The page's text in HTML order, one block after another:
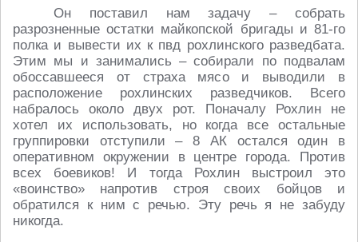
Он поставил нам задачу – собрать
разрозненные остатки майкопской бригады и 81-го
полка и вывести их к пвд рохлинского разведбата.
Этим мы и занимались – собирали по подвалам
обоссавшееся от страха мясо и выводили в
расположение рохлинских разведчиков. Всего
набралось около двух рот. Поначалу Рохлин не
хотел их использовать, но когда все остальные
группировки отступили – 8 АК остался один в
оперативном окружении в центре города. Против
всех боевиков! И тогда Рохлин выстроил это
«воинство» напротив строя своих бойцов и
обратился к ним с речью. Эту речь я не забуду
никогда.